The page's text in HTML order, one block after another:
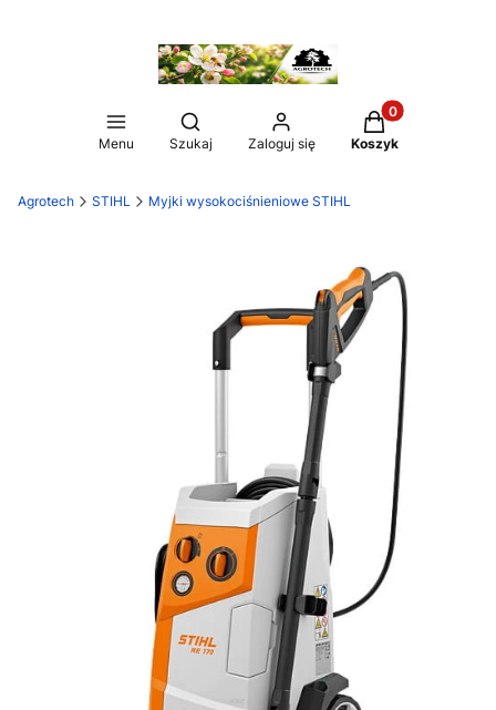
Menu
Otwórz wyszukiwarkę
Szukaj Zaloguj się
Produkty w
Koszyk
Agrotech STIHL Myjki wysokociśnieniowe STIHL